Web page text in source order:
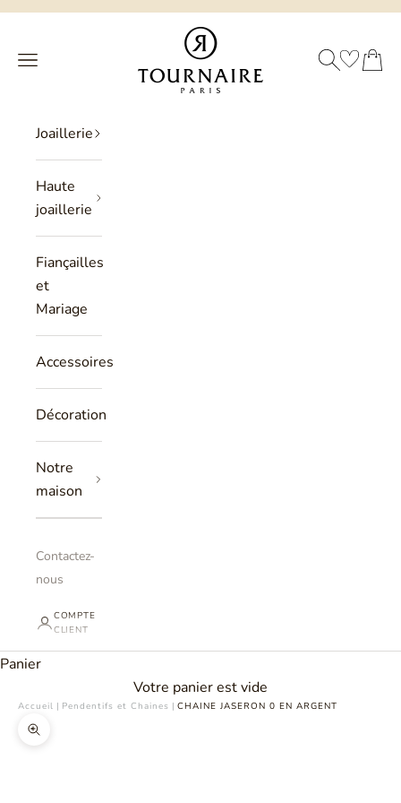
Passer au contenu
Philippe Tournaire
Menu
RECHERCHEPANIER
Joaillerie
Haute
joaillerie
Fiançailles
et
Mariage
Accessoires
Décoration
Notre
maison
Contactez-
nous
COMPTE
CLIENT
Panier
Votre panier est vide
Accueil | Pendentifs et Chaines | CHAINE JASERON 0 EN ARGENT
Zoomer sur l'image